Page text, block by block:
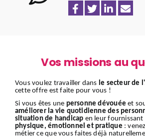
Vos missions au
Vous voulez travailler dans le secteur de
cette offre est faite pour vous !
Si vous êtes une personne dévouée et
améliorer la vie quotidienne des
situation de handicap en leur
physique, émotionnel et pratique :
métier ce que vous faites déjà